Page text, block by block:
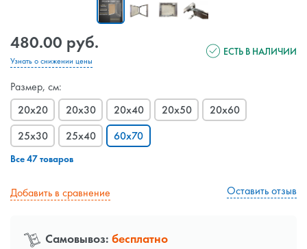
480.00 руб.
Узнать о снижении цены
ЕСТЬ В НАЛИЧИИ
Размер, см:
20x20
20x30 20x40 20x50
20x60
25x30
25x40 60x70
Все 47 товаров
Добавить в сравнение Оставить отзыв
Самовывоз: бесплатно